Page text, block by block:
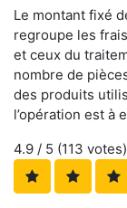
Le montant fixé
regroupe les
et ceux du
nombre de
des produits
l’opération est à
4.9 / 5 (113 votes)